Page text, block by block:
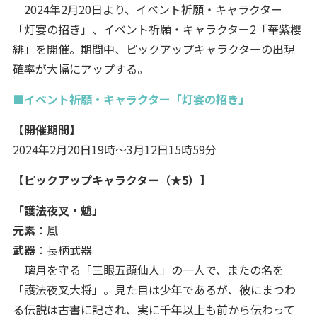
2024年2月20日より、イベント祈願・キャラクター
「灯宴の招き」、イベント祈願・キャラクター2「華紫櫻
緋」を開催。期間中、ピックアップキャラクターの出現
確率が大幅にアップする。
■イベント祈願・キャラクター「灯宴の招き」
【開催期間】
2024年2月20日19時～3月12日15時59分
【ピックアップキャラクター（★5）】
「護法夜叉・魈」
元素：風
武器：長柄武器
璃月を守る「三眼五顕仙人」の一人で、またの名を
「護法夜叉大将」。見た目は少年であるが、彼にまつわ
る伝説は古書に記され、実に千年以上も前から伝わって